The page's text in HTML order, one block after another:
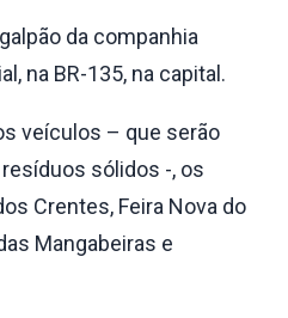
da companhia
na BR-135, na capital.
veículos – que serão
sólidos -, os
Crentes, Feira Nova do
Mangabeiras e